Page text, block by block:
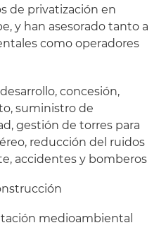
de privatización en
y han asesorado tanto a
como operadores
concesión,
suministro de
gestión de torres para
reducción del ruidos
accidentes y bomberos
medioambiental